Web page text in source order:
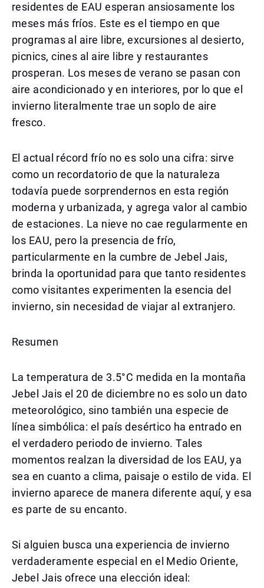
residentes de EAU esperan ansiosamente los
meses más fríos. Este es el tiempo en que
programas al aire libre, excursiones al desierto,
picnics, cines al aire libre y restaurantes
prosperan. Los meses de verano se pasan con
aire acondicionado y en interiores, por lo que el
invierno literalmente trae un soplo de aire
fresco.
El actual récord frío no es solo una cifra: sirve
como un recordatorio de que la naturaleza
todavía puede sorprendernos en esta región
moderna y urbanizada, y agrega valor al cambio
de estaciones. La nieve no cae regularmente en
los EAU, pero la presencia de frío,
particularmente en la cumbre de Jebel Jais,
brinda la oportunidad para que tanto residentes
como visitantes experimenten la esencia del
invierno, sin necesidad de viajar al extranjero.
Resumen
La temperatura de 3.5°C medida en la montaña
Jebel Jais el 20 de diciembre no es solo un dato
meteorológico, sino también una especie de
línea simbólica: el país desértico ha entrado en
el verdadero periodo de invierno. Tales
momentos realzan la diversidad de los EAU, ya
sea en cuanto a clima, paisaje o estilo de vida. El
invierno aparece de manera diferente aquí, y esa
es parte de su encanto.
Si alguien busca una experiencia de invierno
verdaderamente especial en el Medio Oriente,
Jebel Jais ofrece una elección ideal: